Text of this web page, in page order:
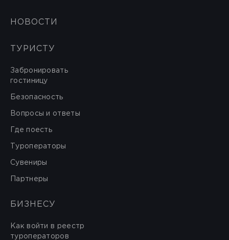
НОВОСТИ
ТУРИСТУ
Забронировать
гостиницу
Безопасность
Вопросы и ответы
Где поесть
Туроператоры
Сувениры
Партнеры
БИЗНЕСУ
Как войти в реестр
туроператоров